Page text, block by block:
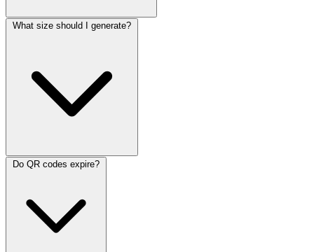
What size should I generate?
Do QR codes expire?